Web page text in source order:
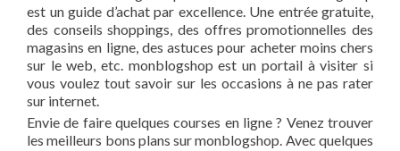
est un guide d’achat par excellence. Une entrée gratuite,
des conseils shoppings, des offres promotionnelles des
magasins en ligne, des astuces pour acheter moins chers
sur le web, etc. monblogshop est un portail à visiter si
vous voulez tout savoir sur les occasions à ne pas rater
sur internet.
Envie de faire quelques courses en ligne ? Venez trouver
les meilleurs bons plans sur monblogshop. Avec quelques